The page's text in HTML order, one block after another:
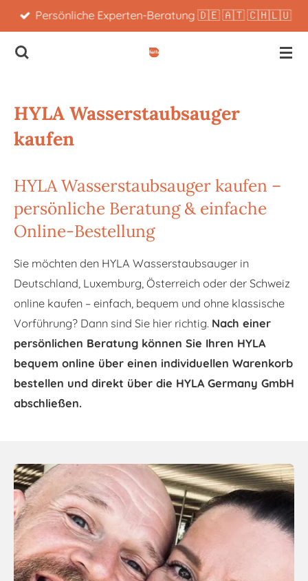
Zum
Hauptinhalt
springen
Persönliche Experten-Beratung 🇩🇪 🇦🇹 🇨🇭🇱🇺
HYLA Wasserstaubsauger
kaufen
HYLA Wasserstaubsauger kaufen –
persönliche Beratung & einfache
Online-Bestellung
Sie möchten den HYLA Wasserstaubsauger in
Deutschland, Luxemburg, Österreich oder der Schweiz
online kaufen – einfach, bequem und ohne klassische
Vorführung? Dann sind Sie hier richtig. Nach einer
persönlichen Beratung können Sie Ihren HYLA
bequem online über einen individuellen Warenkorb
bestellen und direkt über die HYLA Germany GmbH
abschließen.